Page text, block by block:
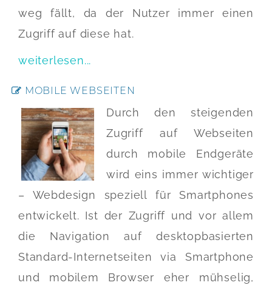
weg fällt, da der Nutzer immer einen
Zugriff auf diese hat.
weiterlesen...
MOBILE WEBSEITEN
Durch den steigenden
Zugriff auf Webseiten
durch mobile Endgeräte
wird eins immer wichtiger
– Webdesign speziell für Smartphones
entwickelt. Ist der Zugriff und vor allem
die Navigation auf desktopbasierten
Standard-Internetseiten via Smartphone
und mobilem Browser eher mühselig,